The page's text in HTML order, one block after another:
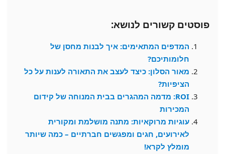
פוסטים קשורים לנושא:
המדפים המתאימים: איך לבנות מחסן של
חלומותיכם?
מאור הסלון: כיצד לעצב את התאורה לענות על כל
הציפיות?
ROI: מדמה המהגרים בבית המנוחה של קידום
המכירות
עוגיות מרוקאיות: מתנה מושלמת ומקורית
לאירועים, חגים ומפגשים חברתיים – כמה שיותר
מומלץ לקרא!